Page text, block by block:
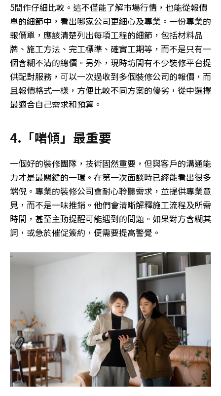
5間作仔細比較。這不僅能了解市場行情，也能從報價
單的細節中，看出哪家公司更細心及專業。一份專業的
報價單，應該清楚列出每項工程的細節，包括材料品
牌、施工方法、完工標準、確實工期等，而不是只有一
個含糊不清的總價。另外，現時坊間有不少裝修平台提
供配對服務，可以一次過收到多個裝修公司的報價，而
且報價格式一樣，方便比較不同方案的優劣，從中選擇
最適合自己需求和預算。
4.「啱傾」最重要
一個好的裝修團隊，技術固然重要，但與客戶的溝通能
力才是最關鍵的一環。在第一次面談時已經能看出很多
端倪。專業的裝修公司會耐心聆聽需求，並提供專業意
見，而不是一味推銷。他們會清晰解釋施工流程及所需
時間，甚至主動提醒可能遇到的問題。如果對方含糊其
詞，或急於催促簽約，便需要提高警覺。